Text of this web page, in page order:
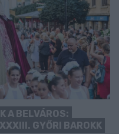
A BELVÁROS:
GYŐRI BAROKK